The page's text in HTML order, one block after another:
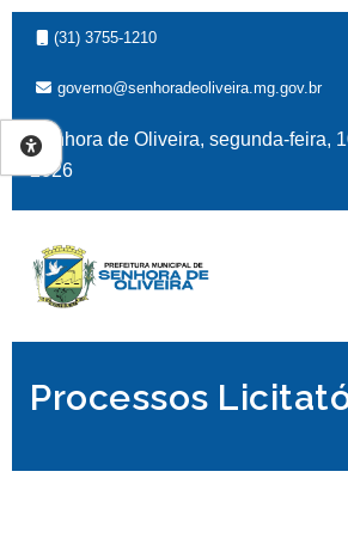
(31) 3755-1210
governo@senhoradeoliveira.mg.gov.br
Senhora de Oliveira, segunda-feira,
2026
Processos